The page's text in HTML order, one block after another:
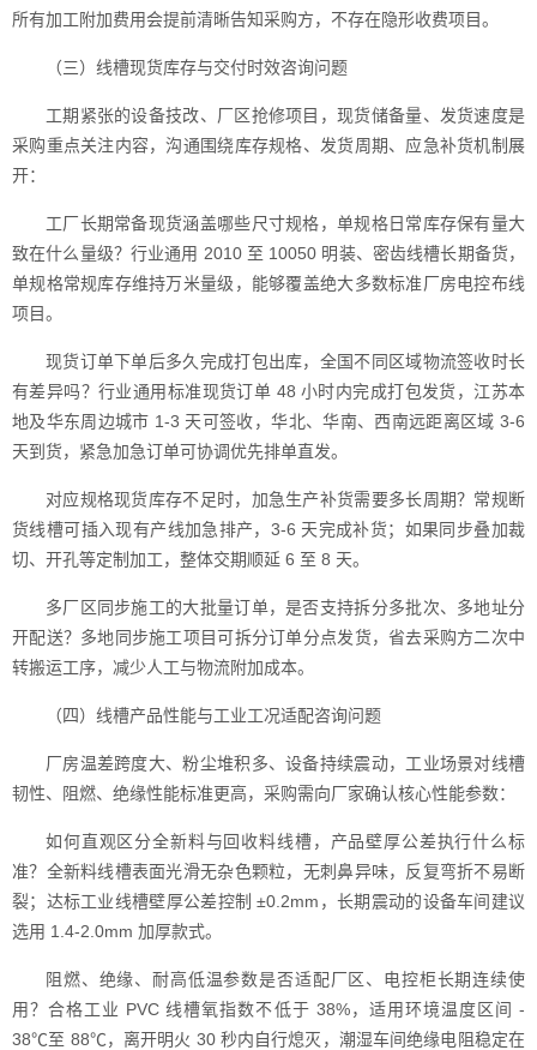
所有加工附加费用会提前清晰告知采购方，不存在隐形收费项目。
（三）线槽现货库存与交付时效咨询问题
工期紧张的设备技改、厂区抢修项目，现货储备量、发货速度是
采购重点关注内容，沟通围绕库存规格、发货周期、应急补货机制展
开：
工厂长期常备现货涵盖哪些尺寸规格，单规格日常库存保有量大
致在什么量级？行业通用 2010 至 10050 明装、密齿线槽长期备货，
单规格常规库存维持万米量级，能够覆盖绝大多数标准厂房电控布线
项目。
现货订单下单后多久完成打包出库，全国不同区域物流签收时长
有差异吗？行业通用标准现货订单 48 小时内完成打包发货，江苏本
地及华东周边城市 1-3 天可签收，华北、华南、西南远距离区域 3-6
天到货，紧急加急订单可协调优先排单直发。
对应规格现货库存不足时，加急生产补货需要多长周期？常规断
货线槽可插入现有产线加急排产，3-6 天完成补货；如果同步叠加裁
切、开孔等定制加工，整体交期顺延 6 至 8 天。
多厂区同步施工的大批量订单，是否支持拆分多批次、多地址分
开配送？多地同步施工项目可拆分订单分点发货，省去采购方二次中
转搬运工序，减少人工与物流附加成本。
（四）线槽产品性能与工业工况适配咨询问题
厂房温差跨度大、粉尘堆积多、设备持续震动，工业场景对线槽
韧性、阻燃、绝缘性能标准更高，采购需向厂家确认核心性能参数：
如何直观区分全新料与回收料线槽，产品壁厚公差执行什么标
准？全新料线槽表面光滑无杂色颗粒，无刺鼻异味，反复弯折不易断
裂；达标工业线槽壁厚公差控制 ±0.2mm，长期震动的设备车间建议
选用 1.4-2.0mm 加厚款式。
阻燃、绝缘、耐高低温参数是否适配厂区、电控柜长期连续使
用？合格工业 PVC 线槽氧指数不低于 38%，适用环境温度区间 -
38℃至 88℃，离开明火 30 秒内自行熄灭，潮湿车间绝缘电阻稳定在